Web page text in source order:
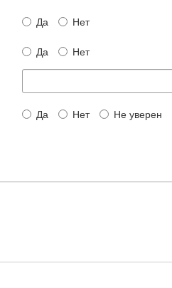
Да Нет
Да Нет
Да Нет Не уверен